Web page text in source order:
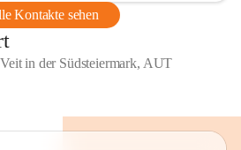
Kontakte sehen
in der Südsteiermark, AUT